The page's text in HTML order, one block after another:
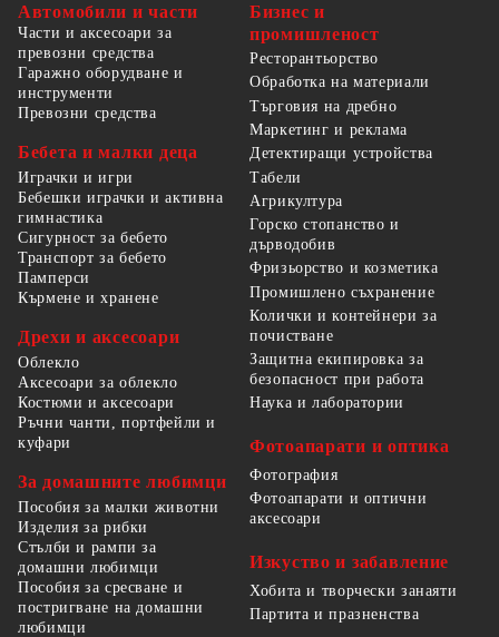
Автомобили и части
Части и аксесоари за
превозни средства
Гаражно оборудване и
инструменти
Превозни средства
Бебета и малки деца
Играчки и игри
Бебешки играчки и активна
гимнастика
Сигурност за бебето
Транспорт за бебето
Памперси
Кърмене и хранене
Дрехи и аксесоари
Облекло
Аксесоари за облекло
Костюми и аксесоари
Ръчни чанти, портфейли и
куфари
За домашните любимци
Пособия за малки животни
Изделия за рибки
Стълби и рампи за
домашни любимци
Пособия за сресване и
постригване на домашни
любимци
Бизнес и
промишленост
Ресторантьорство
Обработка на материали
Търговия на дребно
Маркетинг и реклама
Детектиращи устройства
Табели
Агрикултура
Горско стопанство и
дърводобив
Фризьорство и козметика
Промишлено съхранение
Колички и контейнери за
почистване
Защитна екипировка за
безопасност при работа
Наука и лаборатории
Фотоапарати и оптика
Фотография
Фотоапарати и оптични
аксесоари
Изкуство и забавление
Хобита и творчески занаяти
Партита и празненства